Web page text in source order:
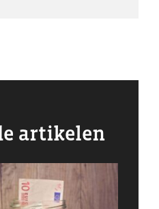
artikelen